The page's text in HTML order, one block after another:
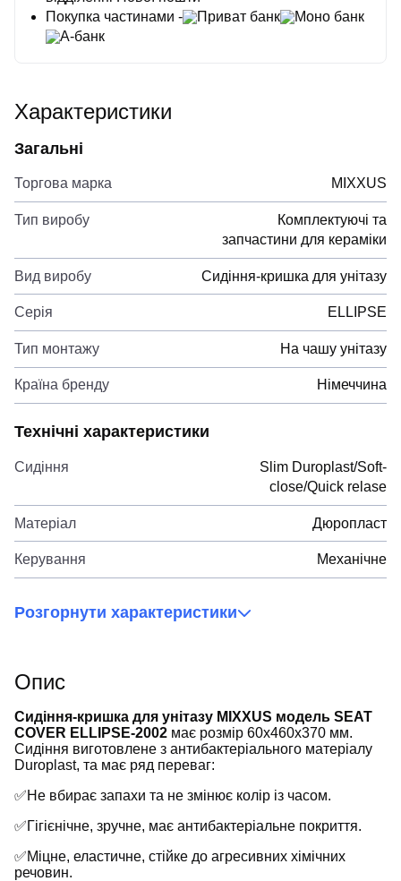
Покупка частинами -
Приват банк
Моно банк
А-банк
Характеристики
Загальні
Торгова марка MIXXUS
Тип виробу
Комплектуючі та
запчастини для кераміки
Вид виробу Сидіння-кришка для унітазу
Серія ELLIPSE
Тип монтажу На чашу унітазу
Країна бренду Німеччина
Технічні характеристики
Сидіння
Slim Duroplast/Soft-
close/Quick relase
Матеріал Дюропласт
Керування Механічне
Розгорнути характеристики
Опис
Сидіння-кришка для унітазу MIXXUS модель SEAT
COVER ELLIPSE-2002 має розмір 60x460x370 мм.
Сидіння виготовлене з антибактеріального матеріалу
Duroplast, та має ряд переваг:
✅Не вбирає запахи та не змінює колір із часом.
✅Гігієнічне, зручне, має антибактеріальне покриття.
✅Міцне, еластичне, стійке до агресивних хімічних
речовин.